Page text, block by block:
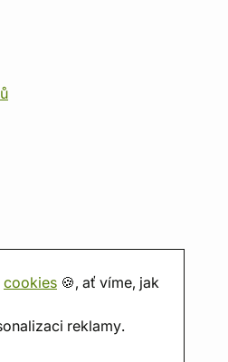
cookies 🍪, ať víme, jak
reklamy.